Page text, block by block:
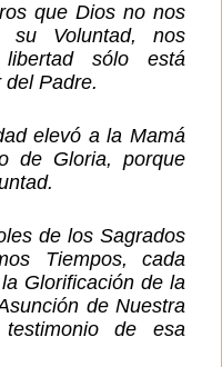
que Dios no nos
su Voluntad, nos
sólo está
Padre.
elevó a la Mamá
de Gloria, porque
de los Sagrados
Tiempos, cada
Glorificación de la
de Nuestra
de esa